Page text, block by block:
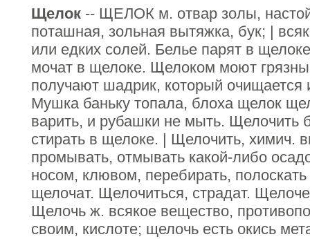
Щелок -- ЩЕЛОК м. отвар золы,
поташная, зольная вытяжка, бук; |
или едких солей. Белье парят в
мочат в щелоке. Щелоком моют
получают шадрик, который очищается
Мушка баньку топала, блоха щелок
варить, и рубашки не мыть. Щелочить
стирать в щелоке. | Щелочить, химич.
промывать, отмывать какой-либо
носом, клювом, перебирать,
щелочат. Щелочиться, страдат.
Щелочь ж. всякое вещество,
своим, кислоте; щелочь есть окись